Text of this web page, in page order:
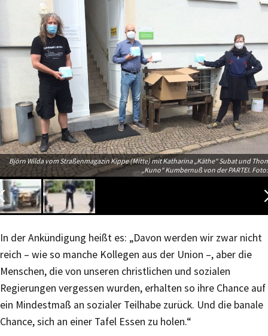
Björn Wilda vom Straßenmagazin Kippe (Mitte) mit Katharina „Käthe“ Subat und
„Kuno“ Kumbernuß von der PARTEI.
In der Ankündigung heißt es: „Davon werden wir zwar nicht
reich – wie so manche Kollegen aus der Union –, aber die
Menschen, die von unseren christlichen und sozialen
Regierungen vergessen wurden, erhalten so ihre Chance auf
ein Mindestmaß an sozialer Teilhabe zurück. Und die banale
Chance, sich an einer Tafel Essen zu holen.“